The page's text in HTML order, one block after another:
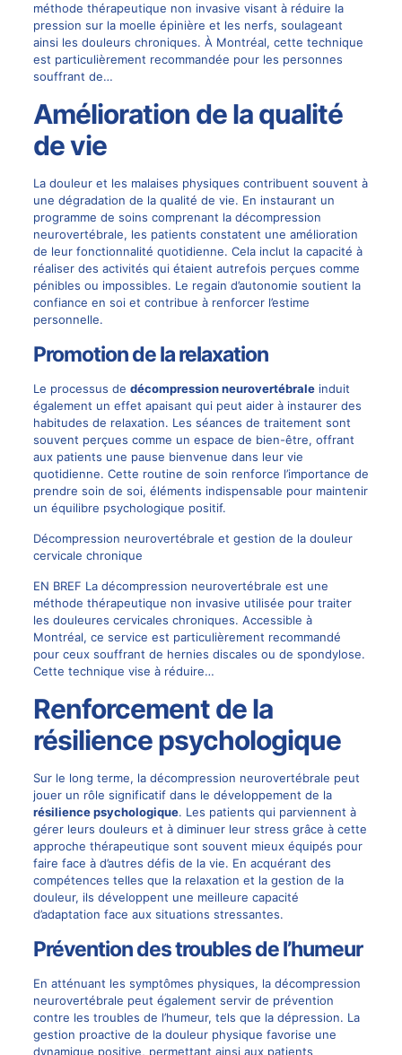
méthode thérapeutique non invasive visant à réduire la
pression sur la moelle épinière et les nerfs, soulageant
ainsi les douleurs chroniques. À Montréal, cette technique
est particulièrement recommandée pour les personnes
souffrant de…
Amélioration de la qualité
de vie
La douleur et les malaises physiques contribuent souvent à
une dégradation de la qualité de vie. En instaurant un
programme de soins comprenant la décompression
neurovertébrale, les patients constatent une amélioration
de leur fonctionnalité quotidienne. Cela inclut la capacité à
réaliser des activités qui étaient autrefois perçues comme
pénibles ou impossibles. Le regain d’autonomie soutient la
confiance en soi et contribue à renforcer l’estime
personnelle.
Promotion de la relaxation
Le processus de décompression neurovertébraleinduit
également un effet apaisant qui peut aider à instaurer des
habitudes de relaxation. Les séances de traitement sont
souvent perçues comme un espace de bien-être, offrant
aux patients une pause bienvenue dans leur vie
quotidienne. Cette routine de soin renforce l’importance de
prendre soin de soi, éléments indispensable pour maintenir
un équilibre psychologique positif.
Décompression neurovertébrale et gestion de la douleur
cervicale chronique
EN BREF La décompression neurovertébrale est une
méthode thérapeutique non invasive utilisée pour traiter
les douleures cervicales chroniques. Accessible à
Montréal, ce service est particulièrement recommandé
pour ceux souffrant de hernies discales ou de spondylose.
Cette technique vise à réduire…
Renforcement de la
résilience psychologique
Sur le long terme, la décompression neurovertébrale peut
jouer un rôle significatif dans le développement de la
résilience psychologique. Les patients qui parviennent à
gérer leurs douleurs et à diminuer leur stress grâce à cette
approche thérapeutique sont souvent mieux équipés pour
faire face à d’autres défis de la vie. En acquérant des
compétences telles que la relaxation et la gestion de la
douleur, ils développent une meilleure capacité
d’adaptation face aux situations stressantes.
Prévention des troubles de l’humeur
En atténuant les symptômes physiques, la décompression
neurovertébrale peut également servir de prévention
contre les troubles de l’humeur, tels que la dépression. La
gestion proactive de la douleur physique favorise une
dynamique positive, permettant ainsi aux patients